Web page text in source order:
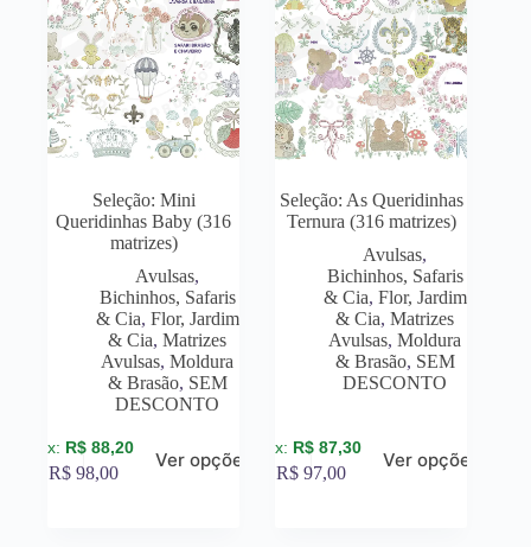
Seleção: Mini
Queridinhas Baby (316
matrizes)
Avulsas,
Bichinhos, Safaris
& Cia, Flor, Jardim
& Cia,Matrizes
Avulsas,Moldura
& Brasão, SEM
DESCONTO
R$ 88,20
R$ 98,00
Ver opções
Seleção: As Queridinhas
Ternura (316 matrizes)
Avulsas,
Bichinhos, Safaris
& Cia, Flor, Jardim
& Cia,Matrizes
Avulsas,Moldura
& Brasão, SEM
DESCONTO
R$ 87,30
R$ 97,00
Ver opções